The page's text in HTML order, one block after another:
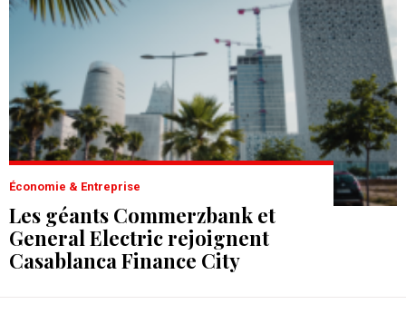
Économie & Entreprise
Les géants Commerzbank et
General Electric rejoignent
Casablanca Finance City